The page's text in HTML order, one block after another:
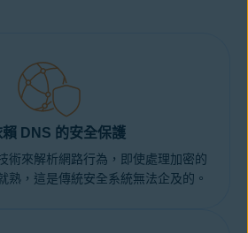
賴 DNS 的安全保護
術來解析網路行為，即使處理加密的
熟，這是傳統安全系統無法企及的。